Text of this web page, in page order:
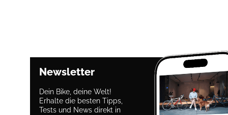
Newsletter
Dein Bike, deine Welt!
Erhalte die besten Tipps,
Tests und News direkt in